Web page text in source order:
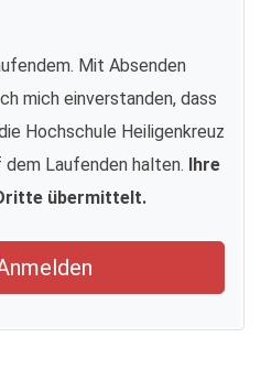
Mit Absenden
mich einverstanden, dass
Hochschule Heiligenkreuz
dem Laufenden halten. Ihre
übermittelt.